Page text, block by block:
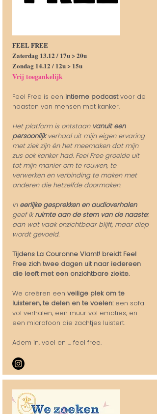
FEEL FREE
Zaterdag 13.12 / 17u > 20u
Zondag 14.12 / 12u > 15u
Vrij toegankelijk
Feel Free is een intieme podcastvoor de
naasten van mensen met kanker.
Het platform is ontstaan vanuit een
persoonlijkverhaal uit mijn eigen ervaring
met ziek zijn én het meemaken dat mijn
zus ook kanker had. Feel Free groeide uit
tot mijn manier om te rouwen, te
verwerken en verbinding te maken met
anderen die hetzelfde doormaken.
In eerlijke gesprekken en audioverhalen
geef ikruimte aan de stem van de naaste:
aan wat vaak onzichtbaar blijft, maar diep
wordt gevoeld.
Tijdens La Couronne Vlamt! breidt Feel
Free zich twee dagen uit naar iedereen
die leeft met een onzichtbare ziekte.
We creëren een veilige plek om te
luisteren, te delen en te voelen:een sofa
vol verhalen, een muur vol emoties, en
een microfoon die zachtjes luistert.
Adem in, voel en … feel free.